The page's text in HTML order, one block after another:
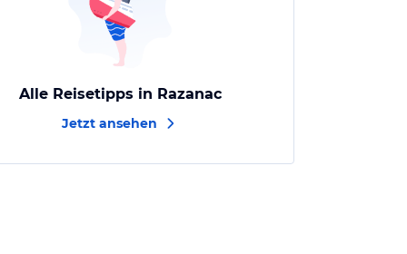
Alle Reisetipps in Razanac
Jetzt ansehen